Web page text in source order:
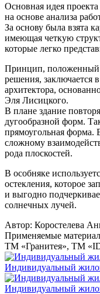
Основная идея
на основе анализа
За основу была взята
имеющая четкую
которые легко
Принцип, положенный
решения, заключается
архитектора,
Эля Лисицкого.
В плане здание
дугообразной форм.
прямоугольная форма.
сложному
рода плоскостей.
В особняке
остекления, которое
и выгодно
солнечных лучей.
Автор: Коростелева
Применяемые
ТМ «Гранитея», ТМ
Индивидуальный
Индивидуальный